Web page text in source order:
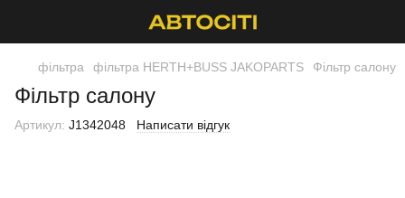
фільтра фільтра HERTH+BUSS JAKOPARTS Фільтр салону
Фільтр салону
Артикул: J1342048 Написати відгук